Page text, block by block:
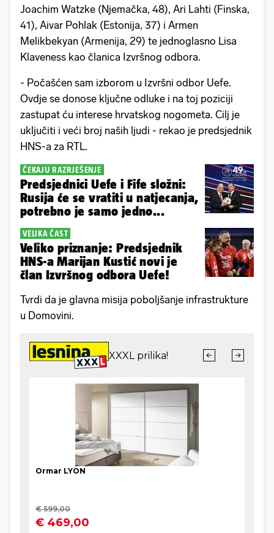
Joachim Watzke (Njemačka, 48), Ari Lahti (Finska,
41), Aivar Pohlak (Estonija, 37) i Armen
Melikbekyan (Armenija, 29) te jednoglasno Lisa
Klaveness kao članica Izvršnog odbora.
- Počašćen sam izborom u Izvršni odbor Uefe.
Ovdje se donose ključne odluke i na toj poziciji
zastupat ću interese hrvatskog nogometa. Cilj je
uključiti i veći broj naših ljudi - rekao je predsjednik
HNS-a za RTL.
ČEKAJU RAZRJEŠENJE
Predsjednici Uefe i Fife složni:
Rusija će se vratiti u natjecanja,
potrebno je samo jedno...
VELIKA ČAST
Veliko priznanje: Predsjednik
HNS-a Marijan Kustić novi je
član Izvršnog odbora Uefe!
Tvrdi da je glavna misija poboljšanje infrastrukture
u Domovini.